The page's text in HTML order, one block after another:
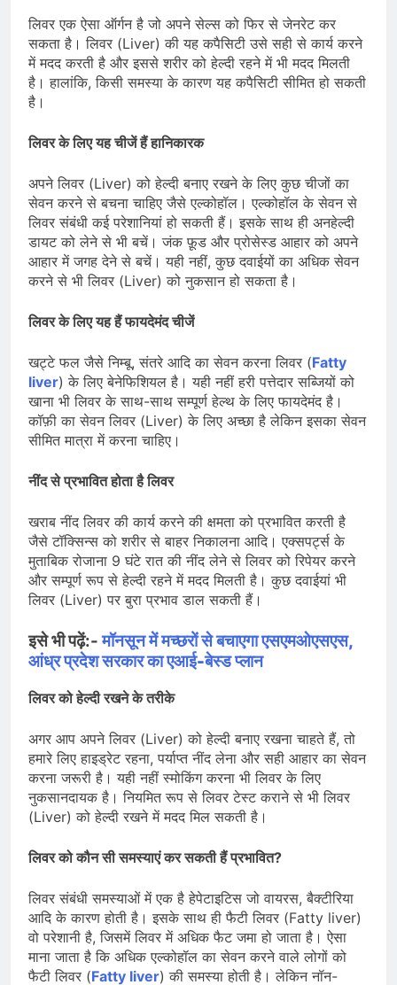
लिवर एक ऐसा ऑर्गन है जो अपने सेल्स को फिर से जेनरेट कर
सकता है। लिवर (Liver) की यह कपैसिटी उसे सही से कार्य करने
में मदद करती है और इससे शरीर को हेल्दी रहने में भी मदद मिलती
है। हालांकि, किसी समस्या के कारण यह कपैसिटी सीमित हो सकती
है।
लिवर के लिए यह चीजें हैं हानिकारक
अपने लिवर (Liver) को हेल्दी बनाए रखने के लिए कुछ चीजों का
सेवन करने से बचना चाहिए जैसे एल्कोहॉल। एल्कोहॉल के सेवन से
लिवर संबंधी कई परेशानियां हो सकती हैं। इसके साथ ही अनहेल्दी
डायट को लेने से भी बचें। जंक फ़ूड और प्रोसेस्ड आहार को अपने
आहार में जगह देने से बचें। यही नहीं, कुछ दवाईयों का अधिक सेवन
करने से भी लिवर (Liver) को नुकसान हो सकता है।
लिवर के लिए यह हैं फायदेमंद चीजें
खट्टे फल जैसे निम्बू, संतरे आदि का सेवन करना लिवर (Fatty
liver) के लिए बेनेफिशियल है। यही नहीं हरी पत्तेदार सब्जियों को
खाना भी लिवर के साथ-साथ सम्पूर्ण हेल्थ के लिए फायदेमंद है।
कॉफ़ी का सेवन लिवर (Liver) के लिए अच्छा है लेकिन इसका सेवन
सीमित मात्रा में करना चाहिए।
नींद से प्रभावित होता है लिवर
खराब नींद लिवर की कार्य करने की क्षमता को प्रभावित करती है
जैसे टॉक्सिन्स को शरीर से बाहर निकालना आदि। एक्सपर्ट्स के
मुताबिक रोजाना 9 घंटे रात की नींद लेने से लिवर को रिपेयर करने
और सम्पूर्ण रूप से हेल्दी रहने में मदद मिलती है। कुछ दवाईयां भी
लिवर (Liver) पर बुरा प्रभाव डाल सकती हैं।
इसे भी पढ़ें:-मॉनसून में मच्छरों से बचाएगा एसएमओएसएस,
आंध्र प्रदेश सरकार का एआई-बेस्ड प्लान
लिवर को हेल्दी रखने के तरीके
अगर आप अपने लिवर (Liver) को हेल्दी बनाए रखना चाहते हैं, तो
हमारे लिए हाइड्रेट रहना, पर्याप्त नींद लेना और सही आहार का सेवन
करना जरूरी है। यही नहीं स्मोकिंग करना भी लिवर के लिए
नुकसानदायक है। नियमित रूप से लिवर टेस्ट कराने से भी लिवर
(Liver) को हेल्दी रखने में मदद मिल सकती है।
लिवर को कौन सी समस्याएं कर सकती हैं प्रभावित?
लिवर संबंधी समस्याओं में एक है हेपेटाइटिस जो वायरस, बैक्टीरिया
आदि के कारण होती है। इसके साथ ही फैटी लिवर (Fatty liver)
वो परेशानी है, जिसमें लिवर में अधिक फैट जमा हो जाता है। ऐसा
माना जाता है कि अधिक एल्कोहॉल का सेवन करने वाले लोगों को
फैटी लिवर (Fatty liver) की समस्या होती है। लेकिन नॉन-